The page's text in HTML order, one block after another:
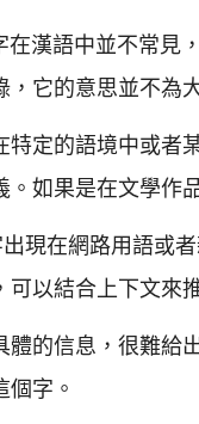
在漢語中並不常見
，它的意思並不為
特定的語境中或者
。如果是在文學作
現在網路用語或
可以結合上下文來
體的信息，很難給
個字。